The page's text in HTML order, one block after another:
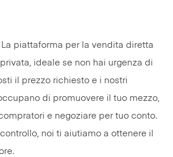
La piattaforma per la vendita diretta
ideale se non hai urgenza di
il prezzo richiesto e i nostri
di promuovere il tuo mezzo,
e negoziare per tuo conto.
controllo, noi ti aiutiamo a ottenere il